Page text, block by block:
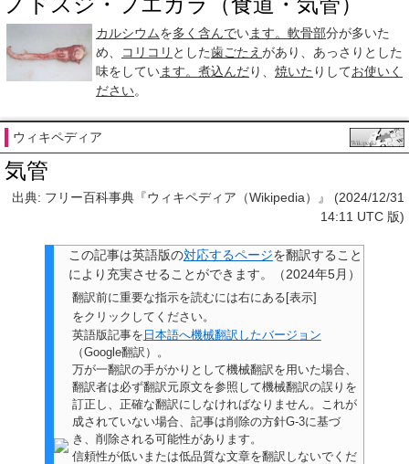
カルシウムを多く 含んでいます。 軟骨部分が多いた
め、
コリコリ とした歯ごたえ があり、あっさりとした
味をしています。 煮込んだり、 焼いた りしてお使いく
ださい。
ウィキペディア
気管
出典: フリー百科事典『ウィキペディア（Wikipedia）』 (2024/12/31
14:11 UTC 版)
この記事は英語版の対応するページを翻訳すること
により充実させることができます。
（2024年5月 ）
翻訳前に重要な指示を読むには右にある[表示]
をクリックしてください。
英語版記事を 日本語へ機械翻訳したバージョン
（Google翻訳）。
万が一翻訳の手がかりとして機械翻訳を用いた場合、
翻訳者は必ず翻訳元原文を参照して機械翻訳の誤りを
訂正し、正確な翻訳にしなければなりません。これが
成されていない場合、 記事は削除の方針G-3に基づ
き、削除される可能性があります。
信頼性が低いまたは低品質な文章を翻訳しないでくだ